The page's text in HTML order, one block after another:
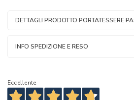
DETTAGLI PRODOTTO PORTATESSERE
INFO SPEDIZIONE E RESO
Eccellente